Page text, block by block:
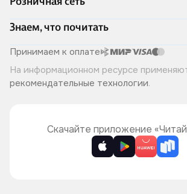
Доставка и оплата
Программа лояльности
Подарочные сертификаты
Правила продажи
Политика конфиденциальности
Адреса магазинов
Книжный Дозор
О компании
Читай-город для бизнеса
Хотите у нас работать?
Знаем, что почитать
Скоро в продаже
Лучшие из лучших
Читай-журнал
Принимаем к оплате
На информационном ресурсе
рекомендательные технологии.
Скачайте приложение